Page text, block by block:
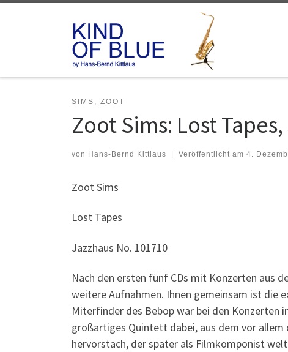
SIMS, ZOOT
Zoot Sims: Lost
von Hans-Bernd Kittlaus | Veröffentlicht am 4.
Zoot Sims
Lost Tapes
Jazzhaus No. 101710
Nach den ersten fünf CDs mit Konzerten aus
weitere Aufnahmen. Ihnen gemeinsam ist die
Miterfinder des Bebop war bei den Konzerten
großartiges Quintett dabei, aus dem vor allem
hervorstach, der später als Filmkomponist